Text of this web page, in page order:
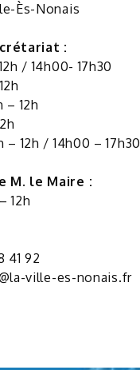
Ès-Nonais
:
/ 14h00- 17h30
– 12h
– 12h / 14h00 – 17h30
M. le Maire :
12h
41 92
ville-es-nonais.fr